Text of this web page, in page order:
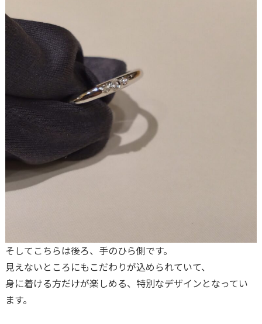
そしてこちらは後ろ、手のひら側です。
見えないところにもこだわりが込められていて、
身に着ける方だけが楽しめる、特別なデザインとなってい
ます。